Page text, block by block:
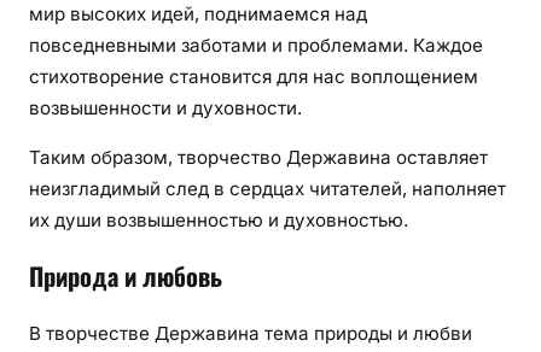
мир высоких идей, поднимаемся над
повседневными заботами и проблемами. Каждое
стихотворение становится для нас воплощением
возвышенности и духовности.
Таким образом, творчество Державина оставляет
неизгладимый след в сердцах читателей, наполняет
их души возвышенностью и духовностью.
Природа и любовь
В творчестве Державина тема природы и любви